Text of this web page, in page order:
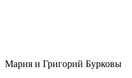
Мария и Григорий Бурковы